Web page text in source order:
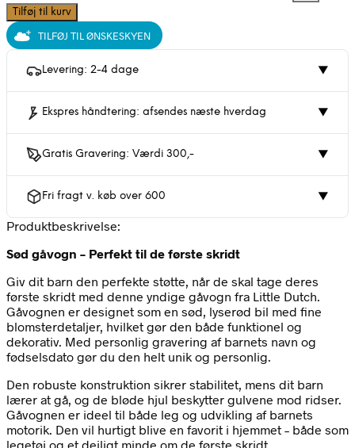
Tilføj til kurv
TILFØJ TIL ØNSKESKYEN
Levering: 2-4 dage ▼
Ekspres håndtering: afsendes næste hverdag ▼
Gratis Gravering: Værdi 300,- ▼
Fri fragt v. køb over 600 ▼
Produktbeskrivelse:
Sød gåvogn – Perfekt til de første skridt
Giv dit barn den perfekte støtte, når de skal tage deres
første skridt med denne yndige gåvogn fra Little Dutch.
Gåvognen er designet som en sød, lyserød bil med fine
blomsterdetaljer, hvilket gør den både funktionel og
dekorativ. Med personlig gravering af barnets navn og
fødselsdato gør du den helt unik og personlig.
Den robuste konstruktion sikrer stabilitet, mens dit barn
lærer at gå, og de bløde hjul beskytter gulvene mod ridser.
Gåvognen er ideel til både leg og udvikling af barnets
motorik. Den vil hurtigt blive en favorit i hjemmet – både som
legetøj og et dejligt minde om de første skridt.